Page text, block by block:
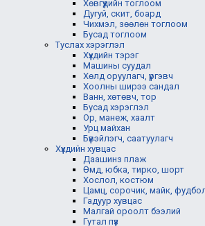
Хөвгүүдийн тоглоом
Дугуй, скит, боард
Чихмэл, зөөлөн тоглоом
Бусад тоглоом
Туслах хэрэглэл
Хүүхдийн тэрэг
Машины суудал
Хөлд оруулагч, үүргэвч
Хоолны ширээ сандал
Ванн, хөтөвч, тор
Бусад хэрэглэл
Ор, манеж, хаалт
Урц майхан
Бүүвэйлэгч, саатуулагч
Хүүхдийн хувцас
Даашинз плаж
Өмд, юбка, тирко, шорт
Хослол, костюм
Цамц, сорочик, майк,
Гадуур хувцас
Малгай ороолт бээлий
Гутал пүүз